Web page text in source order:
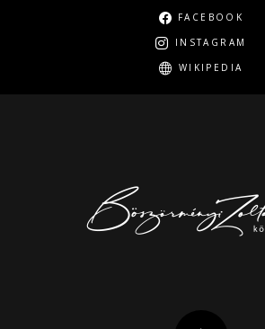
FACEBOOK
INSTAGRAM
WIKIPEDIA